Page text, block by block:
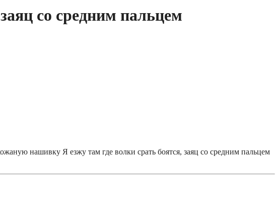
со средним пальцем
нашивку Я езжу там где волки срать боятся, заяц со средним пальцем